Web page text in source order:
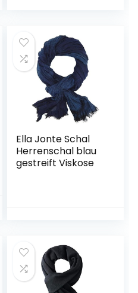
Herrenschal
Bequem und
Weich
Ella Jonte Schal
Herrenschal blau
gestreift Viskose